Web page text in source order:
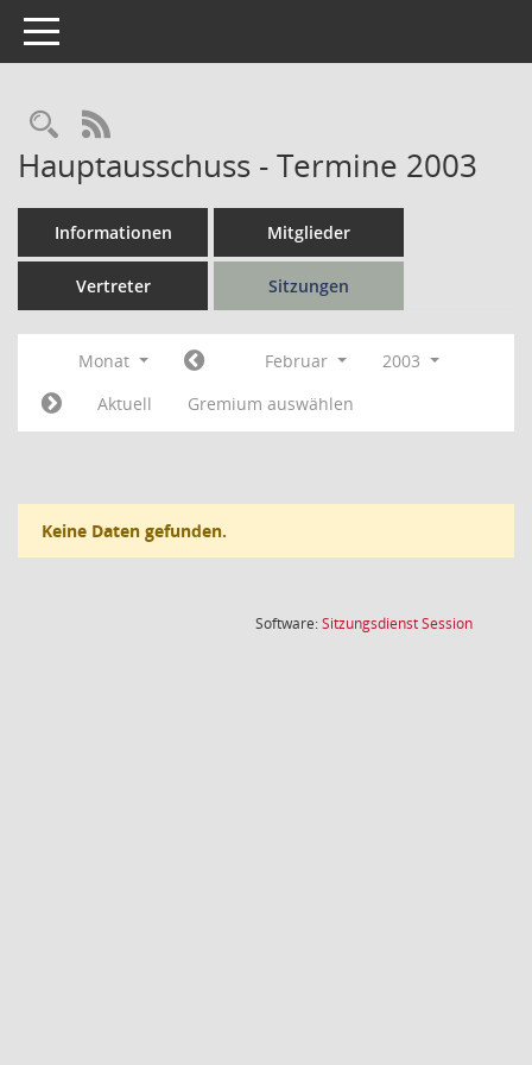
Toggle navigation
Rechercheauswahl
RSS-Feed
Hauptausschuss - Termine 2003
Informationen Mitglieder
Vertreter Sitzungen
Monat Februar
2003
Aktuell
Gremium auswählen
Keine Daten gefunden.
Software:SitzungsdienstSession(Wird in